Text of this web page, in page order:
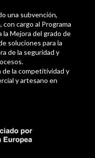
una subvención,
con cargo al Programa
la Mejora del grado de
soluciones para la
de la seguridad y
de la competitividad y
y artesano en